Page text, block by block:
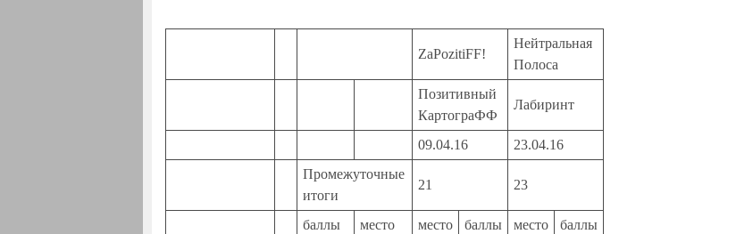
ZaPozitiFF!
Нейтральная
Полоса
Позитивный
КартограФФ
Лабиринт
09.04.16
23.04.16
Промежуточные
итоги
21 23
баллы место место баллы место
баллы